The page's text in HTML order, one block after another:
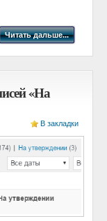
Читать дальше...
«На
В закладки